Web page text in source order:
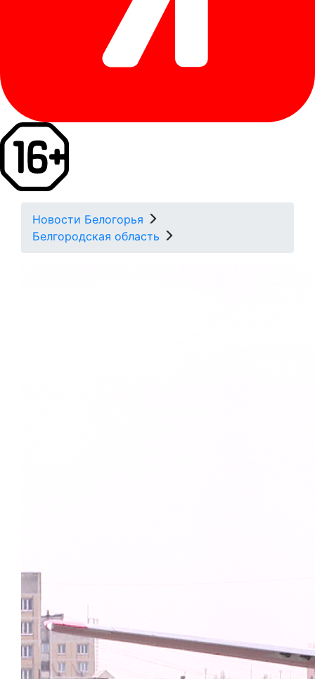
Новости Белогорья
Белгородская область